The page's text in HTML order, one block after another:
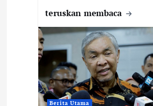
teruskan membaca
Berita Utama